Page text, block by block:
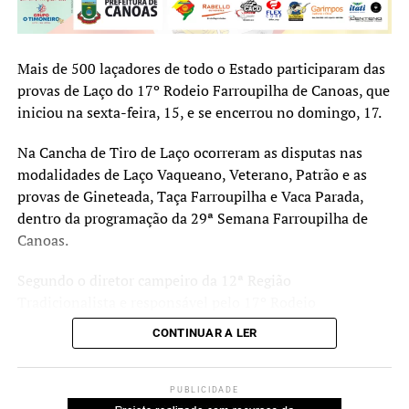
Dando sequência às celebrações da cultura e tradição
gaúchas, a 29° Semana Farroupilha de Canoas apresentou
shows de artistas consagradosno domingo, 17. O Grupo
Recuerdos abriu a noite. Na sequência, foi a vez de Marco
Público supera expectativa e passa de 150 mil
visitantes
Conforme o secretário municipal de Cultura, Eliezer
Pacheco, a 29ª Semana Farroupilha de Canoas superou
todas as expectativas.
“Tivemos mais de 150 mil
visitantes no Parque do
proporcionar cultura
tradicionalista e uma ampla
programação cultural
Mais de 500 laçadores de todo o Estado participaram das
provas de Laço do 17º Rodeio Farroupilha de Canoas, que
iniciou na sexta-feira, 15, e se encerrou no domingo, 17.
Na Cancha de Tiro de Laço ocorreram as disputas nas
modalidades de Laço Vaqueano, Veterano, Patrão e as
provas de Gineteada, Taça Farroupilha e Vaca Parada,
dentro da programação da 29ª Semana Farroupilha de
Canoas.
Farroupilha de Canoas, Igor Scherdien, as competições
movimentaram participantes de todo o Rio Grande do
Sul.
CONTINUAR A LER
PUBLICIDADE